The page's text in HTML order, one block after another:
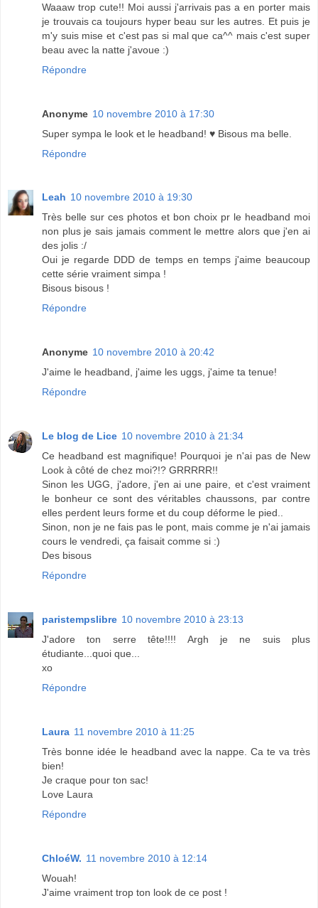
Waaaw trop cute!! Moi aussi j'arrivais pas a en porter mais
je trouvais ca toujours hyper beau sur les autres. Et puis je
m'y suis mise et c'est pas si mal que ca^^ mais c'est super
beau avec la natte j'avoue :)
Répondre
Anonyme 10 novembre 2010 à 17:30
Super sympa le look et le headband! ♥ Bisous ma belle.
Répondre
Leah 10 novembre 2010 à 19:30
Très belle sur ces photos et bon choix pr le headband moi
non plus je sais jamais comment le mettre alors que j'en ai
des jolis :/
Oui je regarde DDD de temps en temps j'aime beaucoup
cette série vraiment simpa !
Bisous bisous !
Répondre
Anonyme 10 novembre 2010 à 20:42
J'aime le headband, j'aime les uggs, j'aime ta tenue!
Répondre
Le blog de Lice 10 novembre 2010 à 21:34
Ce headband est magnifique! Pourquoi je n'ai pas de New
Look à côté de chez moi?!? GRRRRR!!
Sinon les UGG, j'adore, j'en ai une paire, et c'est vraiment
le bonheur ce sont des véritables chaussons, par contre
elles perdent leurs forme et du coup déforme le pied..
Sinon, non je ne fais pas le pont, mais comme je n'ai jamais
cours le vendredi, ça faisait comme si :)
Des bisous
Répondre
paristempslibre 10 novembre 2010 à 23:13
J'adore ton serre tête!!!! Argh je ne suis plus
étudiante...quoi que...
xo
Répondre
Laura 11 novembre 2010 à 11:25
Très bonne idée le headband avec la nappe. Ca te va très
bien!
Je craque pour ton sac!
Love Laura
Répondre
ChloéW. 11 novembre 2010 à 12:14
Wouah!
J'aime vraiment trop ton look de ce post !